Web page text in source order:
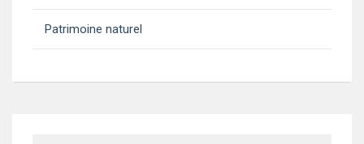
Patrimoine naturel